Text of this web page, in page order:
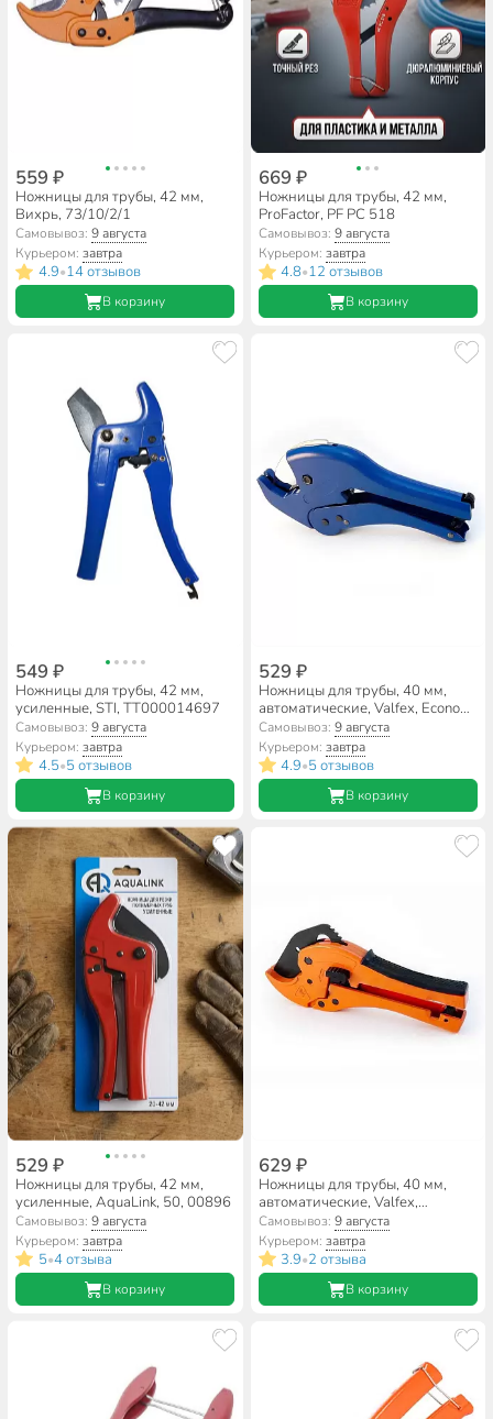
559 ₽
Ножницы для трубы, 42 мм,
Вихрь, 73/10/2/1
Самовывоз:9 августа
Курьером:завтра
4.9•14 отзывов
В корзину
669 ₽
Ножницы для трубы, 42 мм,
ProFactor, PF PC 518
Самовывоз: 9 августа
Курьером: завтра
4.8•12 отзывов
В корзину
549 ₽
Ножницы для трубы, 42 мм,
усиленные, STI, ТТ000014697
Самовывоз:9 августа
Курьером:завтра
4.5•5 отзывов
В корзину
529 ₽
Ножницы для трубы, 40 мм,
автоматические, Valfex, Econom,
VF.819.0.40.А.EC
Самовывоз: 9 августа
Курьером: завтра
4.9•5 отзывов
В корзину
529 ₽
Ножницы для трубы, 42 мм,
усиленные, AquaLink, 50, 00896
Самовывоз:9 августа
Курьером:завтра
5•4 отзыва
В корзину
629 ₽
Ножницы для трубы, 40 мм,
автоматические, Valfex,
VF.733.0.40.А
Самовывоз: 9 августа
Курьером: завтра
3.9•2 отзыва
В корзину